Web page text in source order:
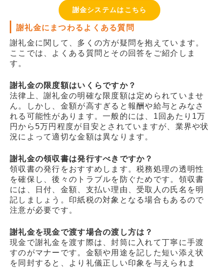
謝金システムはこちら
謝礼金にまつわるよくある質問
謝礼金に関して、多くの方が疑問を抱えています。
ここでは、よくある質問とその回答をご紹介しま
す。
謝礼金の限度額はいくらですか？
法律上、謝礼金の明確な限度額は定められていませ
ん。しかし、金額が高すぎると報酬や給与とみなさ
れる可能性があります。一般的には、1回あたり1万
円から5万円程度が目安とされていますが、業界や状
況によって適切な金額は異なります。
謝礼金の領収書は発行すべきですか？
領収書の発行をおすすめします。税務処理の透明性
を確保し、後々のトラブルを防ぐためです。領収書
には、日付、金額、支払い理由、受取人の氏名を明
記しましょう。印紙税の対象となる場合もあるので
注意が必要です。
謝礼金を現金で渡す場合の渡し方は？
現金で謝礼金を渡す際は、封筒に入れて丁寧に手渡
すのがマナーです。金額や用途を記した短い添え状
を同封すると、より礼儀正しい印象を与えられま